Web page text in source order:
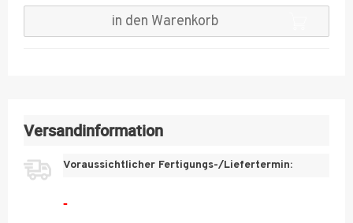
14
15
300
in den Warenkorb
Versandinformation
Voraussichtlicher Fertigungs-/Liefertermin:
-